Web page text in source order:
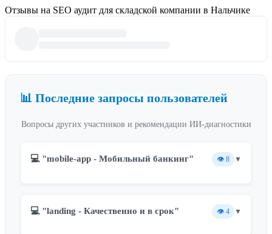
Отзывы на SEO аудит для складской компании в Нальчике
📊 Последние запросы пользователей
Вопросы других участников и рекомендации ИИ-диагностики
💻 "mobile-app - Мобильный банкинг" 👁️ 8 ▼
💻 "landing - Качественно и в срок" 👁️ 4 ▼